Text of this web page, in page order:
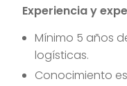
Experiencia y
Mínimo 5 años
logísticas.
Conocimiento